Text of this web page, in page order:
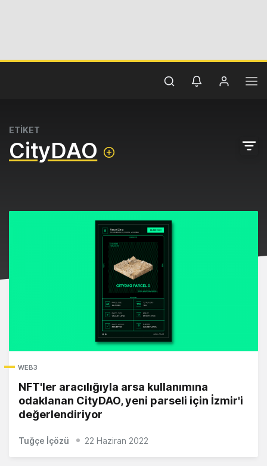
ETİKET
CityDAO
WEB3
NFT'ler aracılığıyla arsa kullanımına
odaklanan CityDAO, yeni parseli için İzmir'i
değerlendiriyor
Tuğçe İçözü 22 Haziran 2022